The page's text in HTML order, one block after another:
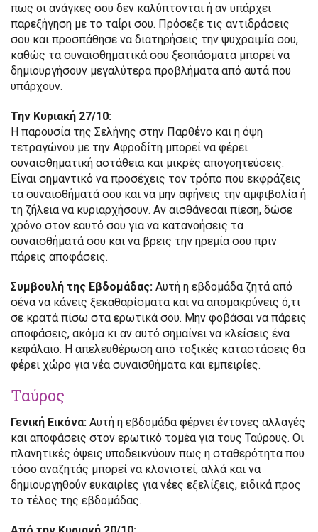
πως οι ανάγκες σου δεν καλύπτονται ή αν υπάρχει
παρεξήγηση με το ταίρι σου. Πρόσεξε τις αντιδράσεις
σου και προσπάθησε να διατηρήσεις την ψυχραιμία σου,
καθώς τα συναισθηματικά σου ξεσπάσματα μπορεί να
δημιουργήσουν μεγαλύτερα προβλήματα από αυτά που
υπάρχουν.
Την Κυριακή 27/10:
Η παρουσία της Σελήνης στην Παρθένο και η όψη
τετραγώνου με την Αφροδίτη μπορεί να φέρει
συναισθηματική αστάθεια και μικρές απογοητεύσεις.
Είναι σημαντικό να προσέχεις τον τρόπο που εκφράζεις
τα συναισθήματά σου και να μην αφήνεις την αμφιβολία ή
τη ζήλεια να κυριαρχήσουν. Αν αισθάνεσαι πίεση, δώσε
χρόνο στον εαυτό σου για να κατανοήσεις τα
συναισθήματά σου και να βρεις την ηρεμία σου πριν
πάρεις αποφάσεις.
Συμβουλή της Εβδομάδας: Αυτή η εβδομάδα ζητά από
σένα να κάνεις ξεκαθαρίσματα και να απομακρύνεις ό,τι
σε κρατά πίσω στα ερωτικά σου. Μην φοβάσαι να πάρεις
αποφάσεις, ακόμα κι αν αυτό σημαίνει να κλείσεις ένα
κεφάλαιο. Η απελευθέρωση από τοξικές καταστάσεις θα
φέρει χώρο για νέα συναισθήματα και εμπειρίες.
Ταύρος
Γενική Εικόνα: Αυτή η εβδομάδα φέρνει έντονες αλλαγές
και αποφάσεις στον ερωτικό τομέα για τους Ταύρους. Οι
πλανητικές όψεις υποδεικνύουν πως η σταθερότητα που
τόσο αναζητάς μπορεί να κλονιστεί, αλλά και να
δημιουργηθούν ευκαιρίες για νέες εξελίξεις, ειδικά προς
το τέλος της εβδομάδας.